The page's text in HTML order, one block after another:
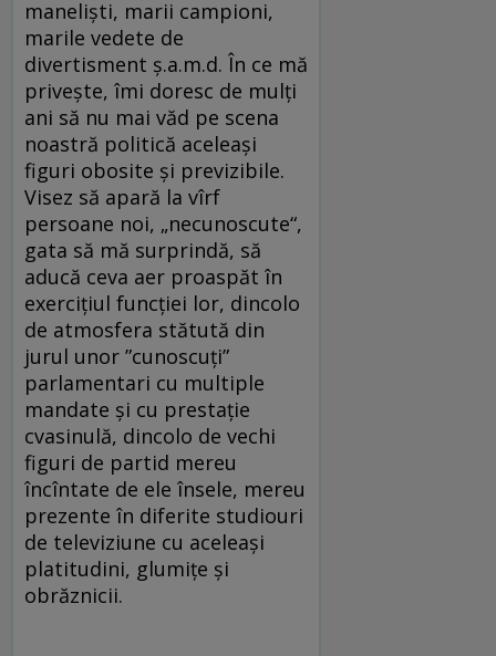
manelişti, marii campioni,
marile vedete de
divertisment ş.a.m.d. În ce mă
priveşte, îmi doresc de mulţi
ani să nu mai văd pe scena
noastră politică aceleaşi
figuri obosite şi previzibile.
Visez să apară la vîrf
persoane noi, „necunoscute“,
gata să mă surprindă, să
aducă ceva aer proaspăt în
exerciţiul funcţiei lor, dincolo
de atmosfera stătută din
jurul unor ”cunoscuţi”
parlamentari cu multiple
mandate şi cu prestaţie
cvasinulă, dincolo de vechi
figuri de partid mereu
încîntate de ele însele, mereu
prezente în diferite studiouri
de televiziune cu aceleaşi
platitudini, glumiţe şi
obrăznicii.